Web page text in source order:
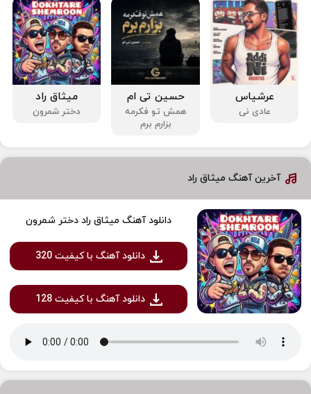
عرشیاس
عادی نی
حسین تی ام
همش تو فکرمه
بزارم برم
میثاق راد
دختر شمرون
آخرین آهنگ میثاق راد
دانلود آهنگ میثاق راد دختر شمرون
دانلود آهنگ با کیفیت 320
دانلود آهنگ با کیفیت 128